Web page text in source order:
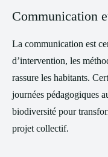
Communication
La communication est
d’intervention, les
rassure les habitants.
journées pédagogiques
biodiversité pour
projet collectif.